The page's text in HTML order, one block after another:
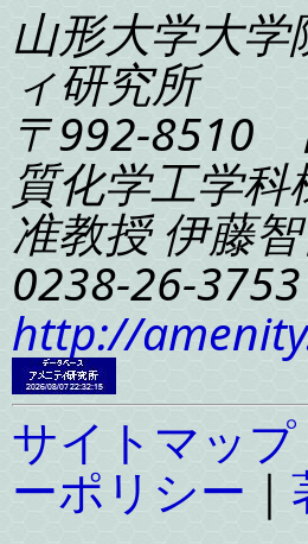
山形大学大
ィ研究所
〒992-8510
質化学工学
准教授 伊藤
0238-26-3753
http://
サイトマップ
ーポリシー ｜